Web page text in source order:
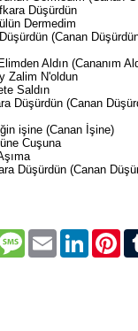
Düşürdün
Dermedim
(Canan
Aldın (Cananım
Zalim N'oldun
Saldın
Düşürdün (Canan
işine (Canan İşine)
Cuşuna
Düşürdün (Canan
Message Email LinkedIn